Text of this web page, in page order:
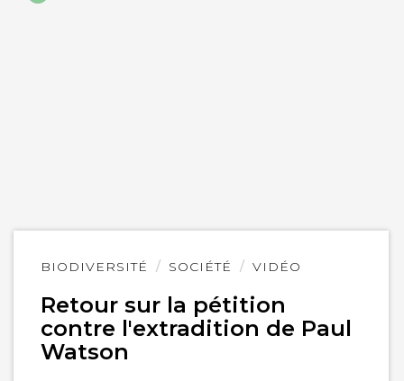
BIODIVERSITÉ SOCIÉTÉ VIDÉO
Retour sur la pétition
contre l'extradition de Paul
Watson
Lire